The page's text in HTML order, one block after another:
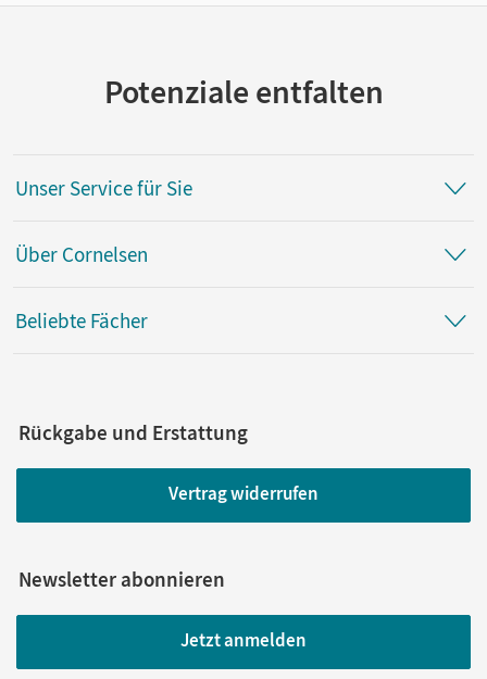
Potenziale entfalten
Unser Service für Sie
Über Cornelsen
Beliebte Fächer
Rückgabe und Erstattung
Vertrag widerrufen
Newsletter abonnieren
Jetzt anmelden